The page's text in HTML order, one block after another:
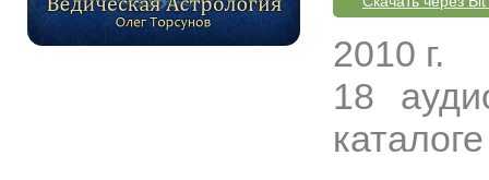
2010 г.
18